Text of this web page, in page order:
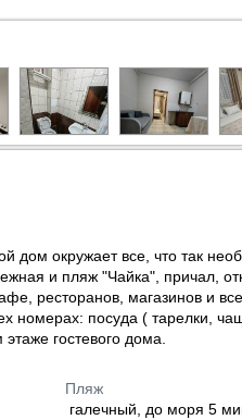
дом окружает все, что так
и пляж "Чайка", причал,
ресторанов, магазинов и все
посуда ( тарелки,
гостевого дома.
Пляж
галечный, до моря 5